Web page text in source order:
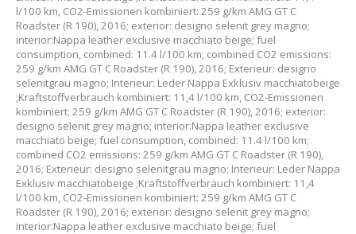
l/100 km, CO2-Emissionen kombiniert: 259 g/km AMG GT C
Roadster (R 190), 2016; exterior: designo selenit grey magno;
interior:Nappa leather exclusive macchiato beige; fuel
consumption, combined: 11.4 l/100 km; combined CO2 emissions:
259 g/km AMG GT C Roadster (R 190), 2016; Exterieur: designo
selenitgrau magno; Interieur: Leder Nappa Exklusiv macchiatobeige
;Kraftstoffverbrauch kombiniert: 11,4 l/100 km, CO2-Emissionen
kombiniert: 259 g/km AMG GT C Roadster (R 190), 2016; exterior:
designo selenit grey magno; interior:Nappa leather exclusive
macchiato beige; fuel consumption, combined: 11.4 l/100 km;
combined CO2 emissions: 259 g/km AMG GT C Roadster (R 190),
2016; Exterieur: designo selenitgrau magno; Interieur: Leder Nappa
Exklusiv macchiatobeige ;Kraftstoffverbrauch kombiniert: 11,4
l/100 km, CO2-Emissionen kombiniert: 259 g/km AMG GT C
Roadster (R 190), 2016; exterior: designo selenit grey magno;
interior:Nappa leather exclusive macchiato beige; fuel